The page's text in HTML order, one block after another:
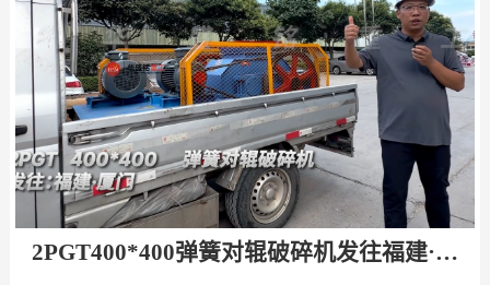
2PGT400*400弹簧对辊破碎机发往福建·厦门！